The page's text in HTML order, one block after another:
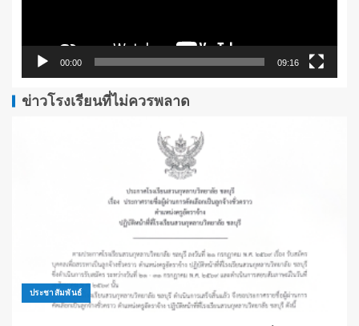
00:00 09:16
ข่าวโรงเรียนที่ไม่ควรพลาด
ประชาสัมพันธ์